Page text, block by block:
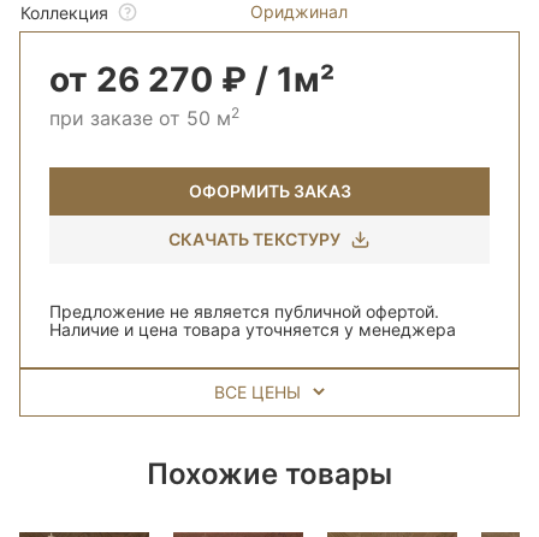
Коллекция
Ориджинал
от 26 270 ₽ / 1м²
при заказе от 50 м2
ОФОРМИТЬ ЗАКАЗ
СКАЧАТЬ ТЕКСТУРУ
Предложение не является публичной офертой.
Наличие и цена товара уточняется у менеджера
ВСЕ ЦЕНЫ
Похожие товары